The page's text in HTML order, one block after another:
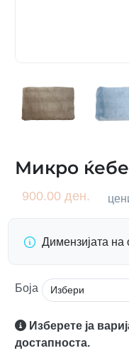
Микро
900.00 ден.
Димензијата на
Боја
Изберете ја
достапноста.